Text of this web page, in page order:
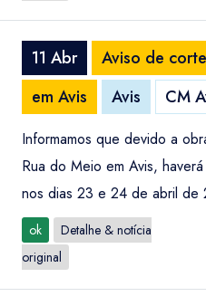
11 Abr
Aviso de
em Avis
Avis CM
Informamos que devido a
Rua do Meio em Avis,
nos dias 23 e 24 de abril de
ok
Detalhe & notícia
original